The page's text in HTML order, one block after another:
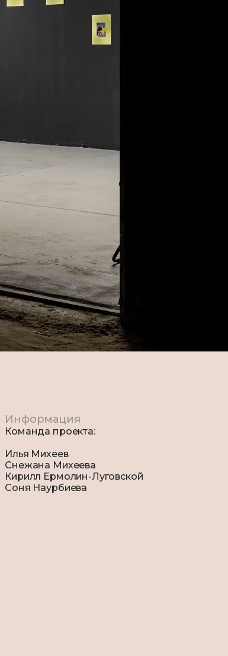
Информация
Команда проекта:
Илья Михеев
Снежана Михеева
Кирилл Ермолин-Луговской
Соня Наурбиева